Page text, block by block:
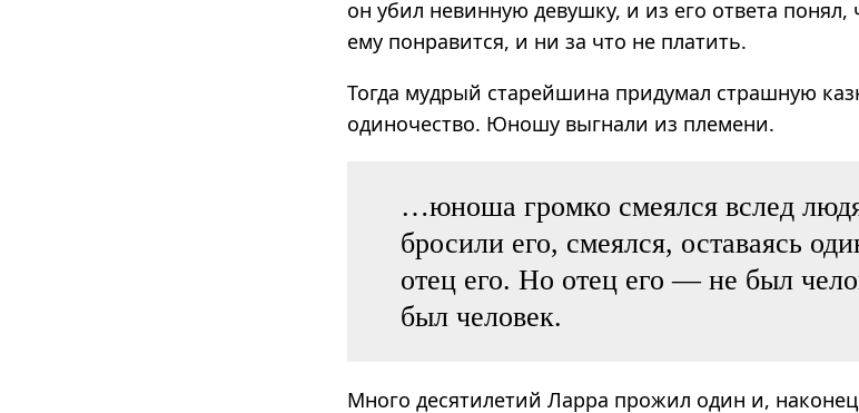
он убил невинную девушку, и из его ответа понял,
ему понравится, и ни за что не платить.
Тогда мудрый старейшина придумал страшную
одиночество. Юношу выгнали из племени.
…юноша громко смеялся вслед
бросили его, смеялся, оставаясь
отец его. Но отец его — не был
был человек.
Много десятилетий Ларра прожил один и,